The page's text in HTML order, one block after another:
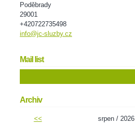
Poděbrady
29001
+420722735498
info@jc-sluzby.cz
Mail list
Archiv
<< srpen / 2026